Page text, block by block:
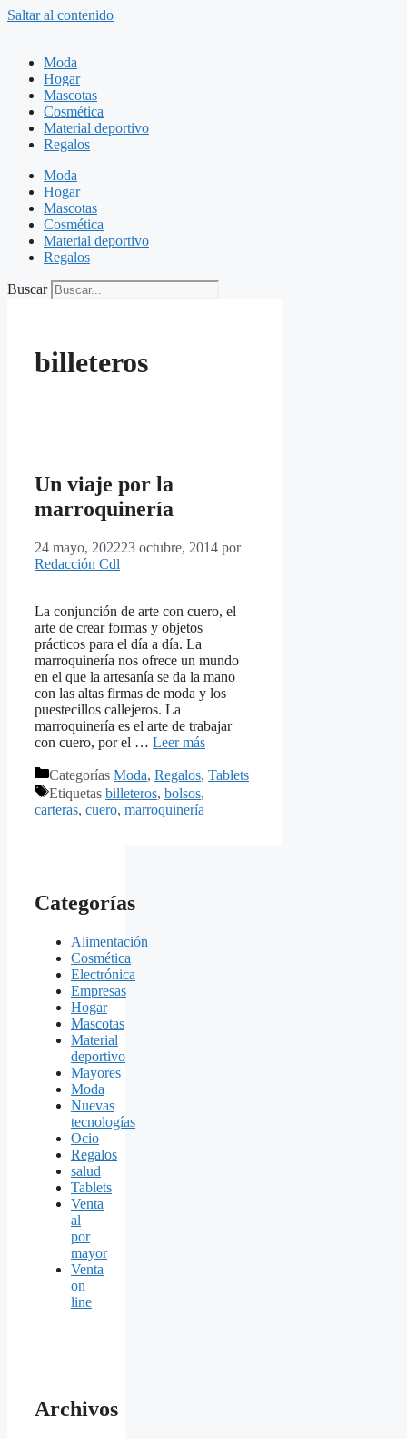
Saltar al contenido
Moda
Hogar
Mascotas
Cosmética
Material deportivo
Regalos
Moda
Hogar
Mascotas
Cosmética
Material deportivo
Regalos
Buscar
billeteros
Un viaje por la
marroquinería
24 mayo, 202223 octubre, 2014 por
Redacción Cdl
La conjunción de arte con cuero, el
arte de crear formas y objetos
prácticos para el día a día. La
marroquinería nos ofrece un mundo
en el que la artesanía se da la mano
con las altas firmas de moda y los
puestecillos callejeros. La
marroquinería es el arte de trabajar
con cuero, por el … Leer más
Categorías Moda, Regalos, Tablets
Etiquetas billeteros, bolsos,
carteras, cuero, marroquinería
Categorías
Alimentación
Cosmética
Electrónica
Empresas
Hogar
Mascotas
Material
deportivo
Mayores
Moda
Nuevas
tecnologías
Ocio
Regalos
salud
Tablets
Venta
al
por
mayor
Venta
on
line
Archivos